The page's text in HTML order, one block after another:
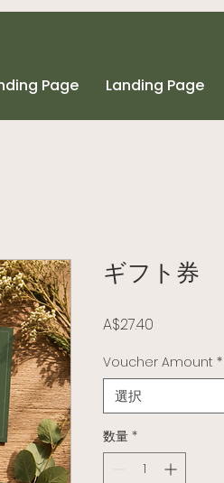
Page Landing Page
ギフト券
A$27.40
Voucher Amount *
選択
数量 *